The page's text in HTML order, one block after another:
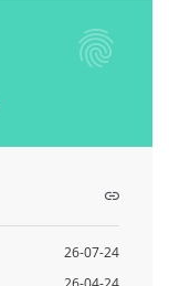
26-07-24